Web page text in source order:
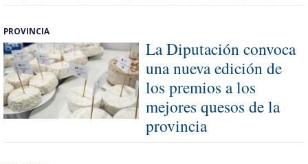
PROVINCIA
La Diputación convoca
una nueva edición de
los premios a los
mejores quesos de la
provincia